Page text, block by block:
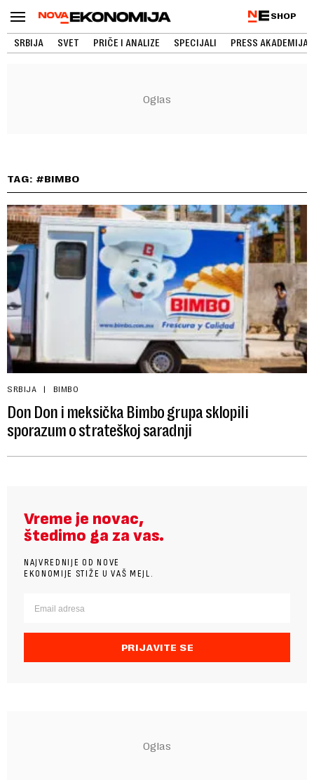
SHOP
SRBIJA SVET PRIČE I ANALIZE SPECIJALI PRESS AKADEMIJA
TAG: #BIMBO
SRBIJA BIMBO
Don Don i meksička Bimbo grupa sklopili
sporazum o strateškoj saradnji
Vreme je novac,
štedimo ga za vas.
NAJVREDNIJE OD NOVE
EKONOMIJE STIŽE U VAŠ MEJL.
PRIJAVITE SE